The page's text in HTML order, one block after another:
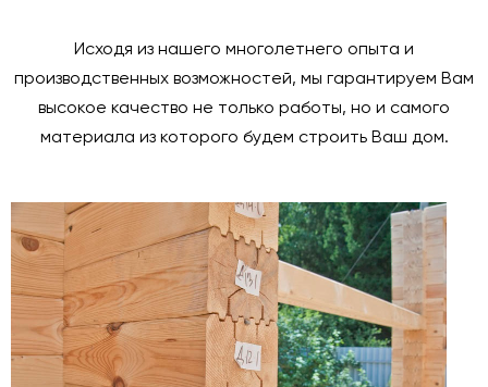
Исходя из нашего многолетнего опыта и
производственных возможностей, мы гарантируем Вам
высокое качество не только работы, но и самого
материала из которого будем строить Ваш дом.